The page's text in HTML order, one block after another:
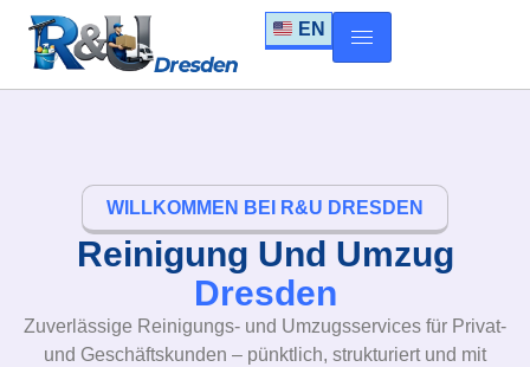
EN
Reinigung Und Umzug
Dresden
Zuverlässige Reinigungs- und Umzugsservices für Privat-
und Geschäftskunden – pünktlich, strukturiert und mit
WILLKOMMEN BEI R&U DRESDEN